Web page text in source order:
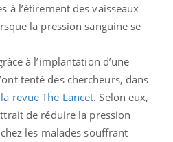
à l’étirement des vaisseaux
la pression sanguine se
à l’implantation d’une
tenté des chercheurs, dans
revue The Lancet. Selon eux,
de réduire la pression
les malades souffrant